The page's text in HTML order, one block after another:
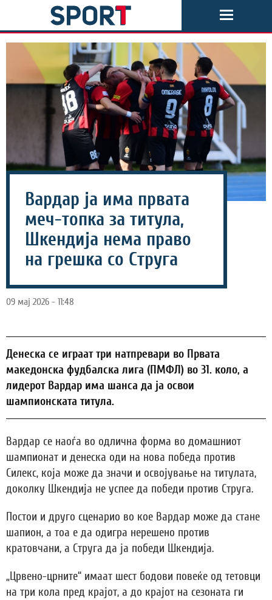
Вардар ја има првата
меч-топка за титула,
Шкендија нема право
на грешка со Струга
09 мај 2026 - 11:48
Денеска се играат три натпревари во Првата
македонска фудбалска лига (ПМФЛ) во 31. коло, а
лидерот Вардар има шанса да ја освои
шампионската титула.
Вардар се наоѓа во одлична форма во домашниот
шампионат и денеска оди на нова победа против
Силекс, која може да значи и освојување на титулата,
доколку Шкендија не успее да победи против Струга.
Постои и друго сценарио во кое Вардар може да стане
шапион, а тоа е да одигра нерешено против
кратовчани, а Струга да ја победи Шкендија.
„Црвено-црните“ имаат шест бодови повеќе од тетовци
на три кола пред крајот, а до крајот на сезоната ги